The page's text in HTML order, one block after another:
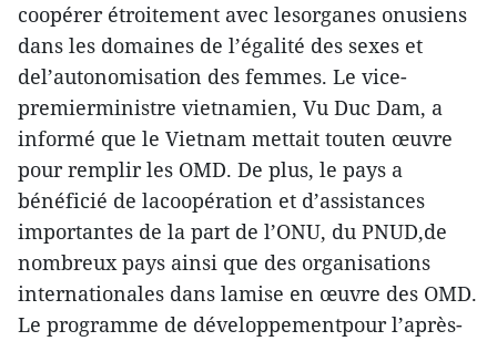
coopérer étroitement avec lesorganes onusiens
dans les domaines de l’égalité des sexes et
del’autonomisation des femmes. Le vice-
premierministre vietnamien, Vu Duc Dam, a
informé que le Vietnam mettait touten œuvre
pour remplir les OMD. De plus, le pays a
bénéficié de lacoopération et d’assistances
importantes de la part de l’ONU, du PNUD,de
nombreux pays ainsi que des organisations
internationales dans lamise en œuvre des OMD.
Le programme de développementpour l’après-